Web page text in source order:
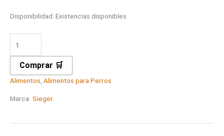
Disponibilidad: Existencias disponibles
Comprar 🛒
Alimentos Alimentos para Perros
Marca: Sieger